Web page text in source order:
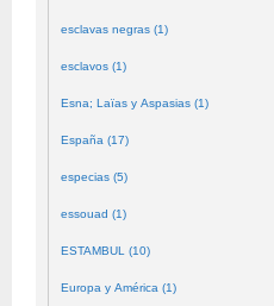
esclavas negras (1)
esclavos (1)
Esna; Laïas y Aspasias (1)
España (17)
especias (5)
essouad (1)
ESTAMBUL (10)
Europa y América (1)